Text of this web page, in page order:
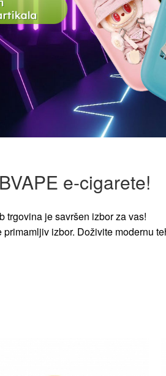
e-cigarete!
trgovina je savršen izbor za vas!
izbor. Doživite modernu